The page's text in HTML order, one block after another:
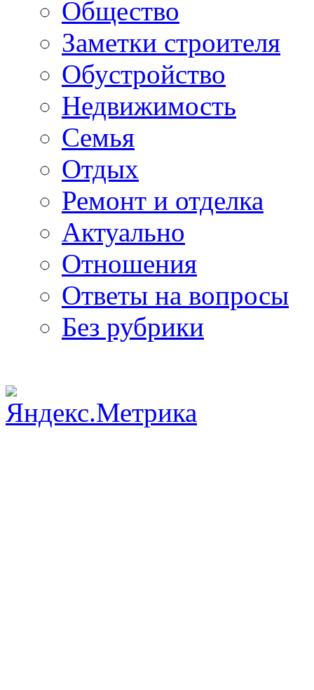
Общество
Заметки строителя
Обустройство
Недвижимость
Семья
Отдых
Ремонт и отделка
Актуально
Отношения
Ответы на вопросы
Без рубрики